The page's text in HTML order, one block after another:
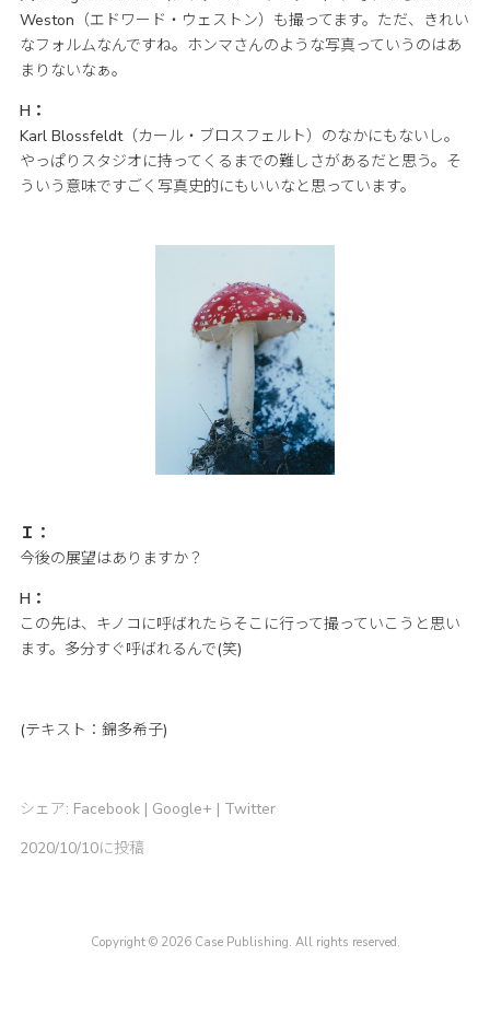
Weston（エドワード・ウェストン）も撮ってます。ただ、きれい
なフォルムなんですね。ホンマさんのような写真っていうのはあ
まりないなぁ。
H：
Karl Blossfeldt（カール・ブロスフェルト）のなかにもないし。
やっぱりスタジオに持ってくるまでの難しさがあるだと思う。そ
ういう意味ですごく写真史的にもいいなと思っています。
Ｉ：
今後の展望はありますか？
H：
この先は、キノコに呼ばれたらそこに行って撮っていこうと思い
ます。多分すぐ呼ばれるんで(笑)
(テキスト：錦多希子)
シェア: Facebook| Google+ | Twitter
2020/10/10に投稿
Copyright © 2026 Case Publishing. All rights reserved.